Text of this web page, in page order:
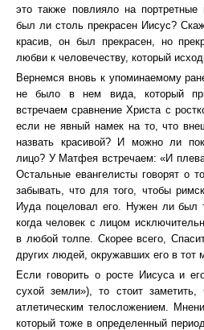
это также повлияло на
был ли столь прекрасен Иисус?
красив, он был прекрасен, но
любви к человечеству, который
Вернемся вновь к упоминаемому
не было в нем вида, который
встречаем сравнение Христа с
если не явный намек на то, что
назвать красивой? И можно ли
лицо? У Матфея встречаем: «И
Остальные евангелисты говорят о
забывать, что для того, чтобы
Иуда поцеловал его. Нужен ли был
когда человек с лицом
в любой толпе. Скорее всего,
других людей, окружавших его в тот
Если говорить о росте Иисуса и
сухой земли»), то стоит
атлетическим телосложением.
который тоже в определенный